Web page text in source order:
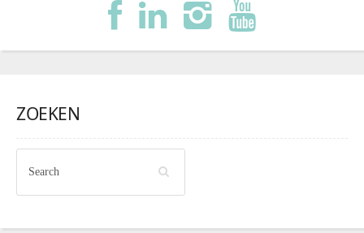
ZOEKEN